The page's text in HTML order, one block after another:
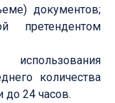
документов;
претендентом
использования
количества
до 24 часов.